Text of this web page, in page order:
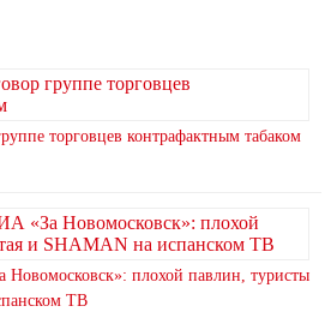
торговцев контрафактным табаком
плохой павлин, туристы
ТВ